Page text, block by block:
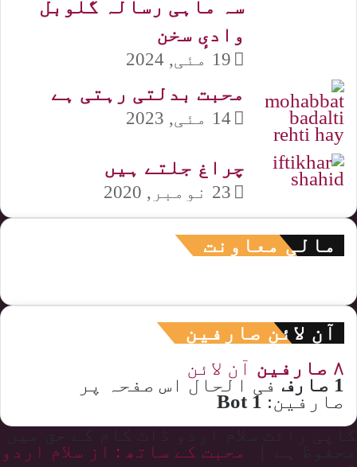
سہ ماہی رسالہ گلوبل
وادیٕ سخن
19 مئی, 2024
محبت بدلتی رہتی ہے
14 مئی, 2023
چراغ جلتے ہیں
23 نومبر, 2020
مالی معاونت
آن لائن صارفین
۸ صارفین آن لائن
1 صارف فی الحال اس صفحہ پر
صارفین: 1 Bot
محبت کے ساتھ : از سلام اردو